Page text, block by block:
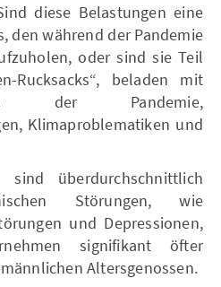
diese Belastungen eine
den während der Pandemie
oder sind sie Teil
Rucksacks“, beladen mit
der Pandemie,
Klimaproblematiken und
sind überdurchschnittlich
Störungen, wie
und Depressionen,
signifikant öfter
Altersgenossen.